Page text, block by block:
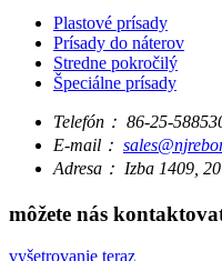
Plastové prísady
Prísady do náterov
Stredne pokročilý
Špeciálne prísady
Telefón： 86-25-
E-mail：
Adresa： Izba 1409,
môžete nás
vyšetrovanie teraz